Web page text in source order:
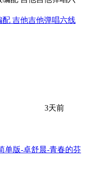
吉他吉他弹唱六线
3天前